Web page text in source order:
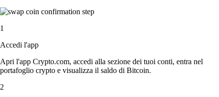
1
Accedi l'app
Apri l'app Crypto.com, accedi alla sezione dei tuoi conti, entra nel
portafoglio crypto e visualizza il saldo di Bitcoin.
2